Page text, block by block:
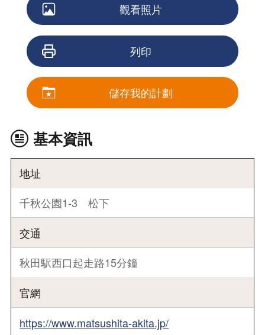
觀看照片
列印
儲存我的計劃
基本資訊
地址
千秋公園1-3 松下
交通
秋田駅西口起走路15分鐘
官網
https://www.matsushita-akita.jp/